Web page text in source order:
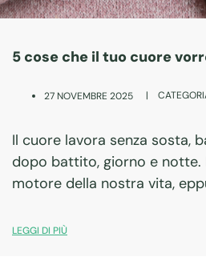
5 cose che il tuo cuore
27 NOVEMBRE 2025 |
Il cuore lavora senza sosta,
dopo battito, giorno e notte.
motore della nostra vita,
davvero. Se potesse parlare, ci
LEGGI DI PIÙ